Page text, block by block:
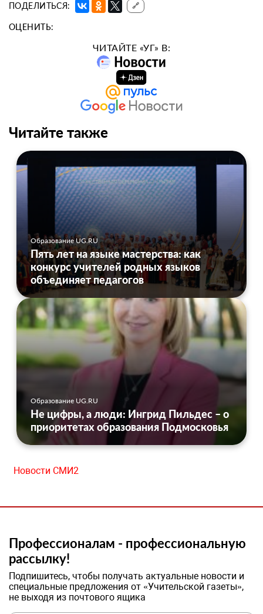
ПОДЕЛИТЬСЯ: 🔗
ОЦЕНИТЬ:
ЧИТАЙТЕ «УГ» В:
Читайте также
Образование UG.RU
Пять лет на языке мастерства: как
конкурс учителей родных языков
объединяет педагогов
Образование UG.RU
Не цифры, а люди: Ингрид Пильдес – о
приоритетах образования Подмосковья
Новости СМИ2
Профессионалам - профессиональную
рассылку!
Подпишитесь, чтобы получать актуальные новости и
специальные предложения от «Учительской газеты»,
не выходя из почтового ящика